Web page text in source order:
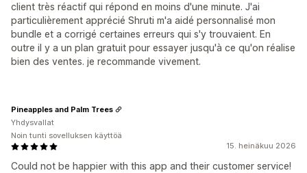
client très réactif qui répond en moins d'une minute. J'ai
particulièrement apprécié Shruti m'a aidé personnalisé mon
bundle et a corrigé certaines erreurs qui s'y trouvaient. En
outre il y a un plan gratuit pour essayer jusqu'à ce qu'on réalise
bien des ventes. je recommande vivement.
15. heinäkuu 2026
Could not be happier with this app and their customer service!
Pineapples and Palm Trees
Yhdysvallat
Noin tunti sovelluksen käyttöä